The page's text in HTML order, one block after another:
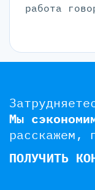
работа
Мы
расскажем,
ПОЛУЧИТЬ